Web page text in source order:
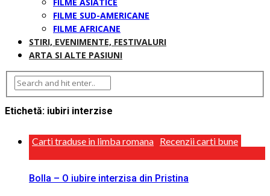
FILME SUD-AMERICANE
FILME AFRICANE
STIRI, EVENIMENTE, FESTIVALURI
ARTA SI ALTE PASIUNI
Etichetă: iubiri interzise
Carti traduse in limba romana Recenzii carti bune
Bolla – O iubire interzisa din Pristina